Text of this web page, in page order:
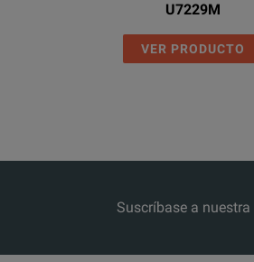
U7229M
VER PRODUCTO
Suscríbase a